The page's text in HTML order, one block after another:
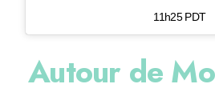
11h25 PDT
Autour de